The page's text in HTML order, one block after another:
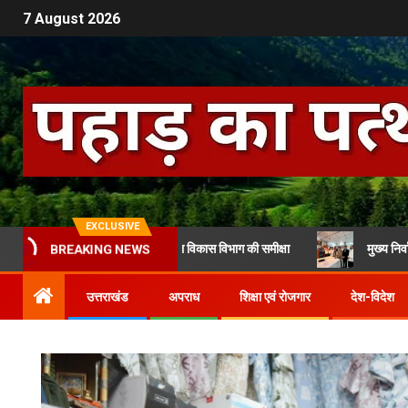
7 August 2026
EXCLUSIVE
BREAKING NEWS
ने की महिला एवं बाल विकास विभाग की समीक्षा मुख्य निर्वाचन
उत्तराखंड अपराध शिक्षा एवं रोजगार देश-विदेश